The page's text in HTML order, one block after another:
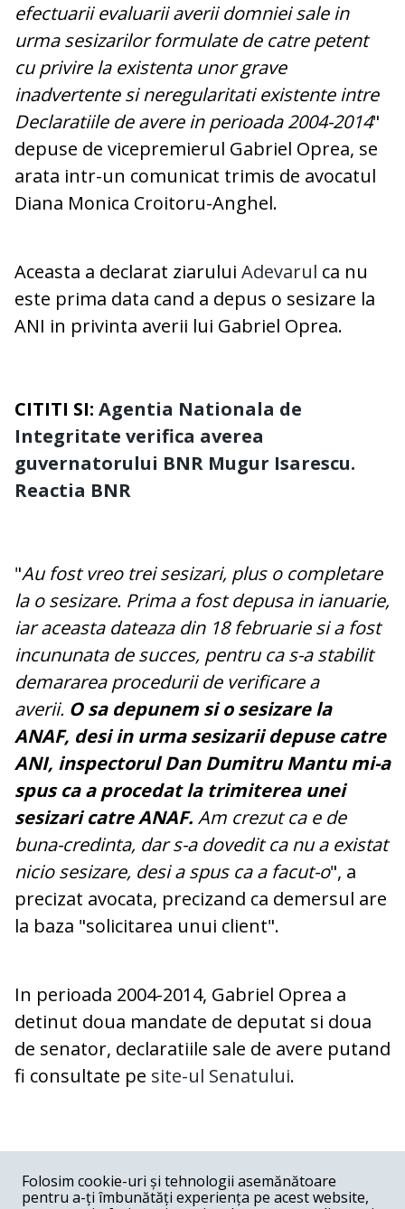
efectuarii evaluarii averii domniei sale in
urma sesizarilor formulate de catre petent
cu privire la existenta unor grave
inadvertente si neregularitati existente intre
Declaratiile de avere in perioada 2004-2014"
depuse de vicepremierul Gabriel Oprea, se
arata intr-un comunicat trimis de avocatul
Diana Monica Croitoru-Anghel.
Aceasta a declarat ziarului Adevarul ca nu
este prima data cand a depus o sesizare la
ANI in privinta averii lui Gabriel Oprea.
CITITI SI: Agentia Nationala de
Integritate verifica averea
guvernatorului BNR Mugur Isarescu.
Reactia BNR
"Au fost vreo trei sesizari, plus o completare
la o sesizare. Prima a fost depusa in ianuarie,
iar aceasta dateaza din 18 februarie si a fost
incununata de succes, pentru ca s-a stabilit
demararea procedurii de verificare a
averii. O sa depunem si o sesizare la
ANAF, desi in urma sesizarii depuse catre
ANI, inspectorul Dan Dumitru Mantu mi-a
spus ca a procedat la trimiterea unei
sesizari catre ANAF. Am crezut ca e de
buna-credinta, dar s-a dovedit ca nu a existat
nicio sesizare, desi a spus ca a facut-o", a
precizat avocata, precizand ca demersul are
la baza "solicitarea unui client".
In perioada 2004-2014, Gabriel Oprea a
detinut doua mandate de deputat si doua
de senator, declaratiile sale de avere putand
fi consultate pe site-ul Senatului.
COMENTARII
Folosim cookie-uri și tehnologii asemănătoare
pentru a-ți îmbunătăți experiența pe acest website,